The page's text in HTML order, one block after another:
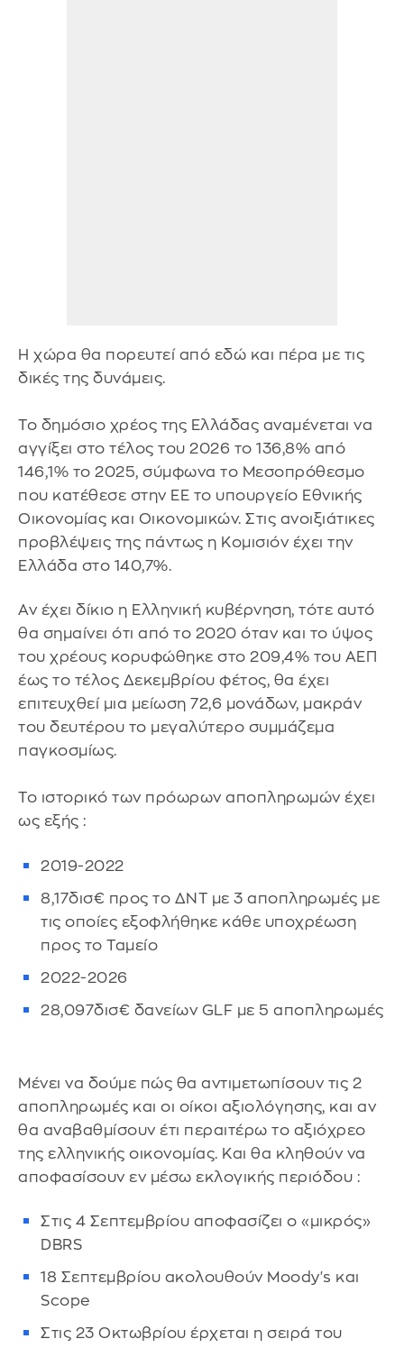
Η χώρα θα πορευτεί από εδώ και πέρα με τις
δικές της δυνάμεις.
Το δημόσιο χρέος της Ελλάδας αναμένεται να
αγγίξει στο τέλος του 2026 το 136,8% από
146,1% το 2025, σύμφωνα το Μεσοπρόθεσμο
που κατέθεσε στην ΕΕ το υπουργείο Εθνικής
Οικονομίας και Οικονομικών. Στις ανοιξιάτικες
προβλέψεις της πάντως η Κομισιόν έχει την
Ελλάδα στο 140,7%.
Αν έχει δίκιο η Ελληνική κυβέρνηση, τότε αυτό
θα σημαίνει ότι από το 2020 όταν και το ύψος
του χρέους κορυφώθηκε στο 209,4% του ΑΕΠ
έως το τέλος Δεκεμβρίου φέτος, θα έχει
επιτευχθεί μια μείωση 72,6 μονάδων, μακράν
του δευτέρου το μεγαλύτερο συμμάζεμα
παγκοσμίως.
Το ιστορικό των πρόωρων αποπληρωμών έχει
ως εξής :
2019-2022
8,17δισ€ προς το ΔΝΤ με 3 αποπληρωμές με
τις οποίες εξοφλήθηκε κάθε υποχρέωση
προς το Ταμείο
2022-2026
28,097δισ€ δανείων GLF με 5 αποπληρωμές
Μένει να δούμε πώς θα αντιμετωπίσουν τις 2
αποπληρωμές και οι οίκοι αξιολόγησης, και αν
θα αναβαθμίσουν έτι περαιτέρω το αξιόχρεο
της ελληνικής οικονομίας. Και θα κληθούν να
αποφασίσουν εν μέσω εκλογικής περιόδου :
Στις 4 Σεπτεμβρίου αποφασίζει ο «μικρός»
DBRS
18 Σεπτεμβρίου ακολουθούν Moody's και
Scope
Στις 23 Οκτωβρίου έρχεται η σειρά του